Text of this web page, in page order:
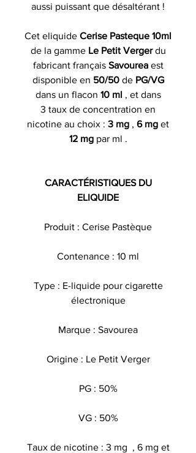
aussi puissant que désaltérant !
Cet eliquide Cerise Pasteque 10ml
de la gamme Le Petit Vergerdu
fabricant français Savoureaest
disponible en 50/50de PG/VG
dans un flacon 10 ml , et dans
3 taux de concentration en
nicotine au choix : 3 mg , 6 mg et
12 mg par ml .
CARACTÉRISTIQUES DU
ELIQUIDE
Produit : Cerise Pastèque
Contenance : 10 ml
Type : E-liquide pour cigarette
électronique
Marque : Savourea
Origine : Le Petit Verger
PG : 50%
VG : 50%
Taux de nicotine : 3 mg , 6 mg et